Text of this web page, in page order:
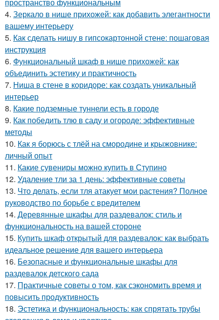
4. Зеркало в нише прихожей: как добавить элегантности
вашему интерьеру
5. Как сделать нишу в гипсокартонной стене: пошаговая
инструкция
6. Функциональный шкаф в нише прихожей: как
объединить эстетику и практичность
7. Ниша в стене в коридоре: как создать уникальный
интерьер
8. Какие подземные туннели есть в городе
9. Как победить тлю в саду и огороде: эффективные
методы
10. Как я борюсь с тлёй на смородине и крыжовнике:
личный опыт
11. Какие сувениры можно купить в Ступино
12. Удаление тли за 1 день: эффективные советы
13. Что делать, если тля атакует мои растения? Полное
руководство по борьбе с вредителем
14. Деревянные шкафы для раздевалок: стиль и
функциональность на вашей стороне
15. Купить шкаф открытый для раздевалок: как выбрать
идеальное решение для вашего интерьера
16. Безопасные и функциональные шкафы для
раздевалок детского сада
17. Практичные советы о том, как сэкономить время и
повысить продуктивность
18. Эстетика и функциональность: как спрятать трубы